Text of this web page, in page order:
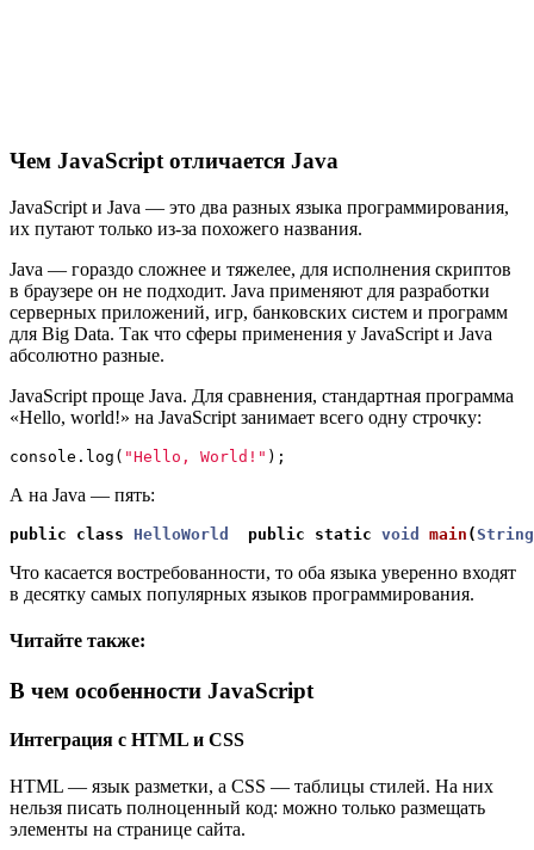
Чем JavaScript отличается Java
JavaScript и Java — это два разных языка программирования,
их путают только из-за похожего названия.
Java — гораздо сложнее и тяжелее, для исполнения скриптов
в браузере он не подходит. Java применяют для разработки
серверных приложений, игр, банковских систем и программ
для Big Data. Так что сферы применения у JavaScript и Java
абсолютно разные.
JavaScript проще Java. Для сравнения, стандартная программа
«Hello, world!» на JavaScript занимает всего одну строчку:
console . log ( "Hello, World! " );
А на Java — пять:
public class HelloWorld public static void main (String
Что касается востребованности, то оба языка уверенно входят
в десятку самых популярных языков программирования.
Читайте также:
В чем особенности JavaScript
Интеграция с HTML и CSS
HTML — язык разметки, а CSS — таблицы стилей. На них
нельзя писать полноценный код: можно только размещать
элементы на странице сайта.